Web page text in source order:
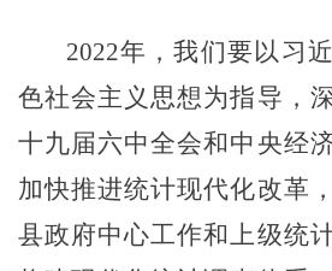
2022年，我们要以习
色社会主义思想为指导，
十九届六中全会和中央经
加快推进统计现代化改革
县政府中心工作和上级统